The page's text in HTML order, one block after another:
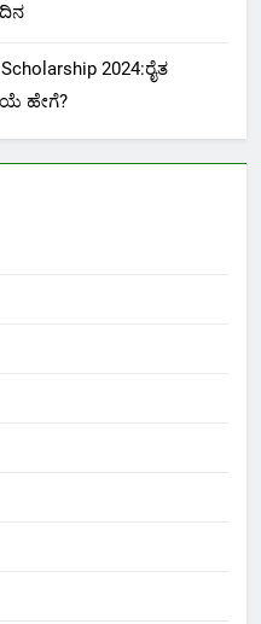
Scholarship 2024:ರೈತ
ಹೇಗೆ?